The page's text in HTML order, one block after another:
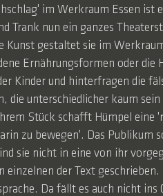
im Werkraum Essen
Trank nun ein ganzes
Kunst gestaltet sie im
Ernährungsformen oder
Kinder und hinterfragen die
die unterschiedlicher kaum
Stück schafft Hümpel
zu bewegen'. Das Publikum
sie nicht in eine von ihr
einzelnen der Text
Da fällt es auch nicht